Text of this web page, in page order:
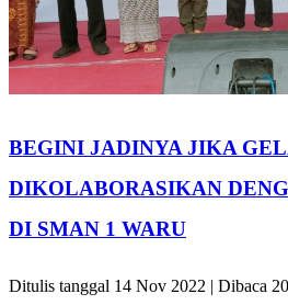
BEGINI JADINYA JIKA
DIKOLABORASIKAN
DI SMAN 1 WARU
Ditulis tanggal 14 Nov 2022 | Dibaca